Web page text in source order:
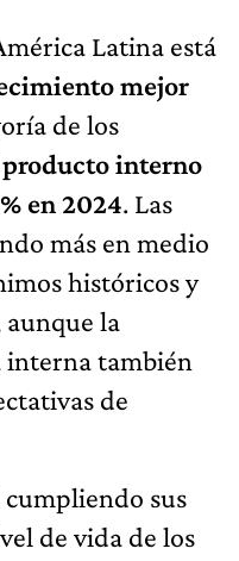
Latina está
mejor
de los
producto interno
en 2024. Las
más en medio
históricos y
la
interna también
de
sus
de vida de los